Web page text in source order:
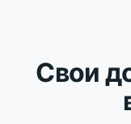
Свои